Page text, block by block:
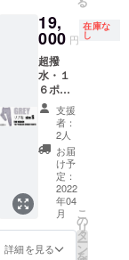
割引価
格でご
購入い
ただけ
るこの
機会を
お見逃
しな
く！
りアク
ティブ
に運動
される
方に最
適
※RE:LO
REはお
客様
ファー
ストと
サステ
ナブル
の観点
から
セール
を実施
格】税
込
23,100
円から
驚愕の
4,100円
OFF！
！ 税込
み、送
料込み
なの
で、非
常にお
買い得
です！
・【リ
ブ有
19,
000 円
在庫な
し
超撥
水・１
６ポ
ケット
ス
ウェッ
トパン
ツ【リ
ブ有
り】 ×
１着
GREY
Sサイ
ズ 【一
支援
者：
2人
お届
け予
定：
2022
年04
月
詳細を見る
こ
の
リ
タ
ー
ン
を